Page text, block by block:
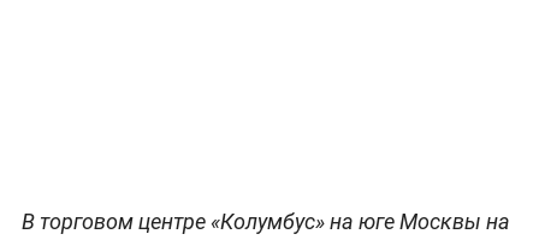
В торговом центре «Колумбус» на юге Москвы на